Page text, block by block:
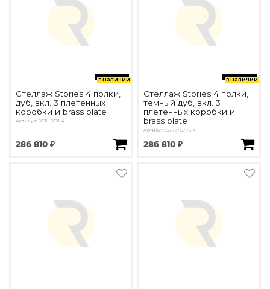
в наличии
Стеллаж Stories 4 полки,
дуб, вкл. 3 плетенных
коробки и brass plate
Артикул: 5621+5621-4
286 810 ₽
в наличии
Стеллаж Stories 4 полки,
темный дуб, вкл. 3
плетенных коробки и
brass plate
Артикул: 5773+5773-4
286 810 ₽